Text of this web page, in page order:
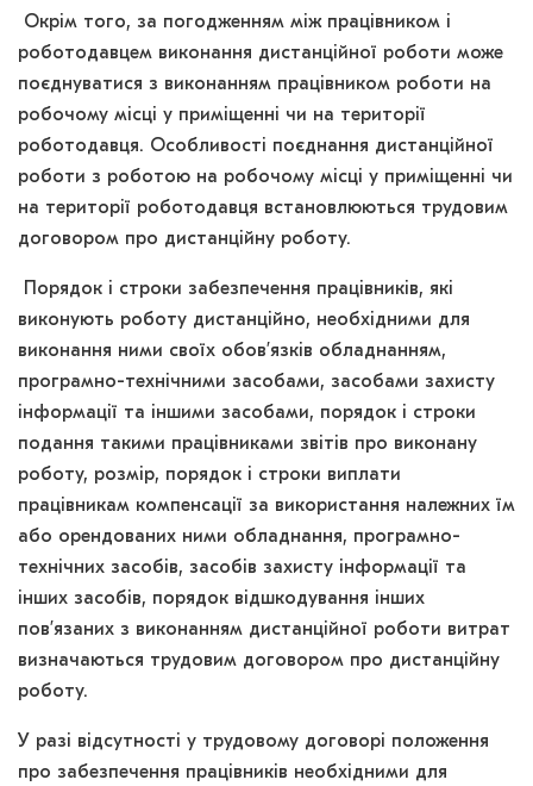
Окрім того, за погодженням між працівником і
роботодавцем виконання дистанційної роботи може
поєднуватися з виконанням працівником роботи на
робочому місці у приміщенні чи на території
роботодавця. Особливості поєднання дистанційної
роботи з роботою на робочому місці у приміщенні чи
на території роботодавця встановлюються трудовим
договором про дистанційну роботу.
Порядок і строки забезпечення працівників, які
виконують роботу дистанційно, необхідними для
виконання ними своїх обов’язків обладнанням,
програмно-технічними засобами, засобами захисту
інформації та іншими засобами, порядок і строки
подання такими працівниками звітів про виконану
роботу, розмір, порядок і строки виплати
працівникам компенсації за використання належних їм
або орендованих ними обладнання, програмно-
технічних засобів, засобів захисту інформації та
інших засобів, порядок відшкодування інших
пов’язаних з виконанням дистанційної роботи витрат
визначаються трудовим договором про дистанційну
роботу.
У разі відсутності у трудовому договорі положення
про забезпечення працівників необхідними для